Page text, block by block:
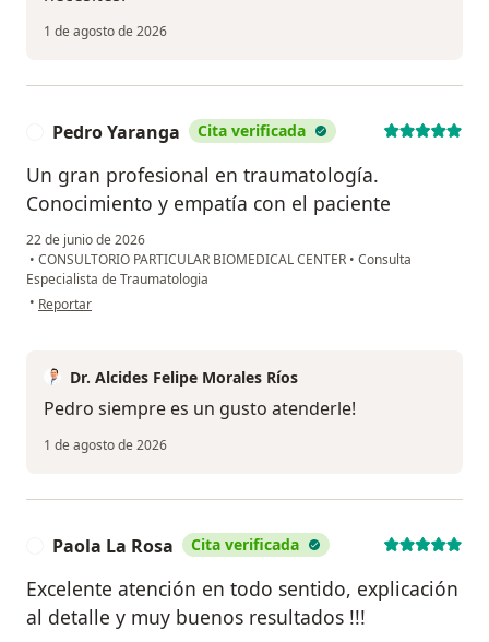
1 de agosto de 2026
Pedro Yaranga Cita verificada
Un gran profesional en traumatología.
Conocimiento y empatía con el paciente
22 de junio de 2026
• CONSULTORIO PARTICULAR BIOMEDICAL CENTER • Consulta
Especialista de Traumatologia
• en opinión del usuario Pedro Yaranga
Reportar
Dr. Alcides Felipe Morales Ríos
Pedro siempre es un gusto atenderle!
1 de agosto de 2026
Paola La Rosa Cita verificada
Excelente atención en todo sentido, explicación
al detalle y muy buenos resultados !!!